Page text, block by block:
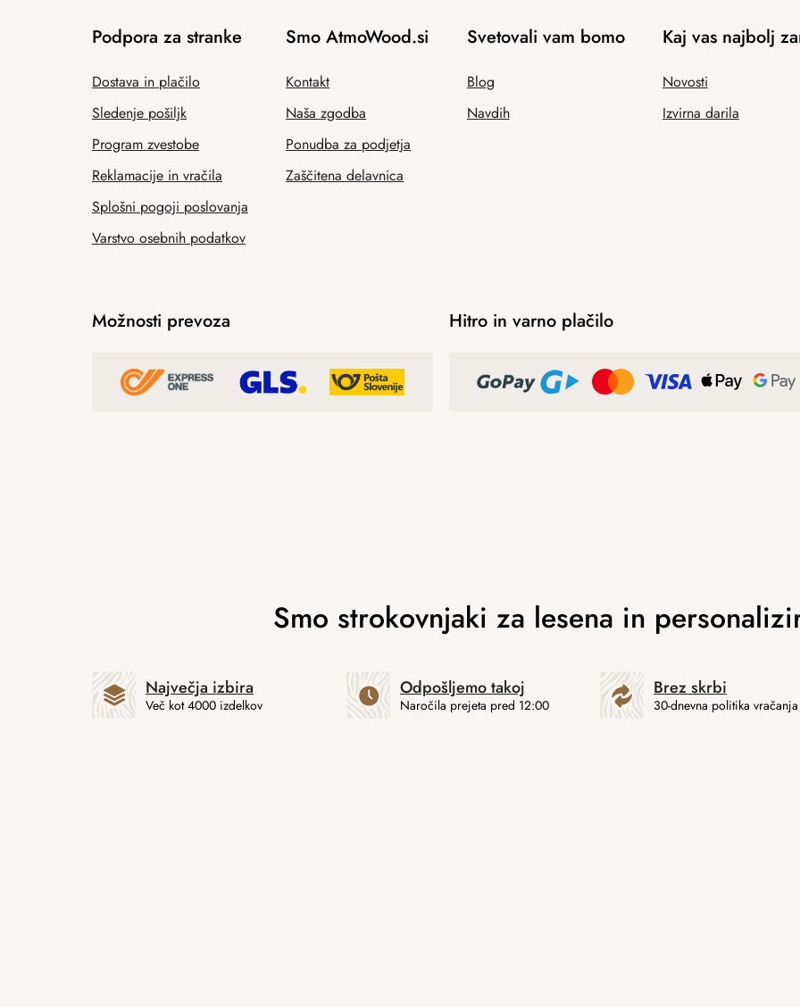
Podpora za stranke
Dostava in plačilo
Sledenje pošiljk
Program zvestobe
Reklamacije in vračila
Splošni pogoji poslovanja
Varstvo osebnih podatkov
Smo AtmoWood.si
Kontakt
Naša zgodba
Ponudba za podjetja
Zaščitena delavnica
Svetovali vam bomo
Blog
Navdih
Kaj vas najbolj
Novosti
Izvirna darila
Možnosti prevoza Hitro in varno plačilo
Največja izbira
Več kot 4000 izdelkov
Odpošljemo takoj
Naročila prejeta pred 12:00
Brez skrbi
30-dnevna politika vračanja